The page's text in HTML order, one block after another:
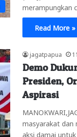
merampungkan
Read More »
jagatpapua
Demo
Presiden,
Aspirasi
masyarakat dan
aksi damai